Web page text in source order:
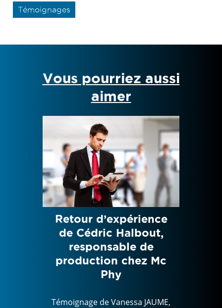
Témoignages
Vous pourriez aussi
aimer
Retour d’expérience
de Cédric Halbout,
responsable de
production chez Mc
Phy
Témoignage de Vanessa JAUME,